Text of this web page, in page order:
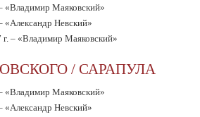
«Владимир Маяковский»
«Александр Невский»
г. – «Владимир Маяковский»
/ САРАПУЛА
«Владимир Маяковский»
«Александр Невский»